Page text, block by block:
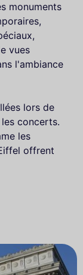
monuments
vues
l'ambiance
lors de
concerts.
les
offrent